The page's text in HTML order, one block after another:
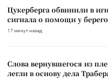
Цукерберга обвинили в
сигнала о помощи у
17 минут назад
Слова вернувшегося из
легли в основу дела